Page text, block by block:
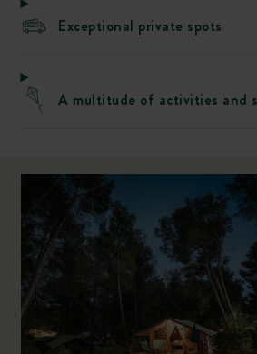
Exceptional private spots
A multitude of activities and